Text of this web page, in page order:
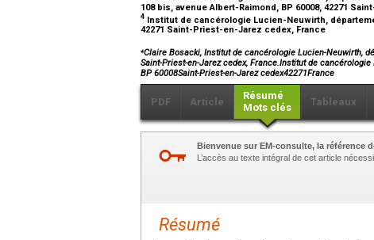
108 bis, avenue Albert-Raimond, BP 60008, 42271
4 Institut de cancérologie Lucien-Neuwirth,
42271 Saint-Priest-en-Jarez cedex, France
⁎Claire Bosacki, Institut de cancérologie Lucien-Neuwirth,
Saint-Priest-en-Jarez cedex, France.Institut de
BP 60008Saint-Priest-en-Jarez cedex42271France
PDF Article
Résumé
Mots clés
Tableaux
Bienvenue sur EM-consulte, la référence
L’accès au texte intégral de cet article
Résumé